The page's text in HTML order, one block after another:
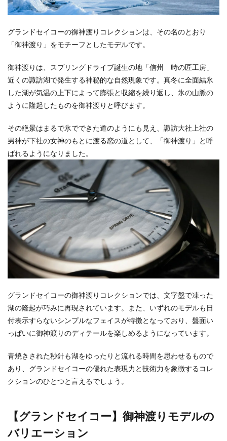
グランドセイコーの御神渡りコレクションは、その名のとおり
「御神渡り」をモチーフとしたモデルです。
御神渡りは、スプリングドライブ誕生の地「信州 時の匠工房」
近くの諏訪湖で発生する神秘的な自然現象です。真冬に全面結氷
した湖が気温の上下によって膨張と収縮を繰り返し、氷の山脈の
ように隆起したものを御神渡りと呼びます。
その絶景はまるで氷でできた道のようにも見え、諏訪大社上社の
男神が下社の女神のもとに渡る恋の道として、「御神渡り」と呼
ばれるようになりました。
グランドセイコーの御神渡りコレクションでは、文字盤で凍った
湖の隆起が巧みに再現されています。また、いずれのモデルも日
付表示すらないシンプルなフェイスが特徴となっており、盤面い
っぱいに御神渡りのディテールを楽しめるようになっています。
青焼きされた秒針も湖をゆったりと流れる時間を思わせるもので
あり、グランドセイコーの優れた表現力と技術力を象徴するコレ
クションのひとつと言えるでしょう。
【グランドセイコー】御神渡りモデルの
バリエーション